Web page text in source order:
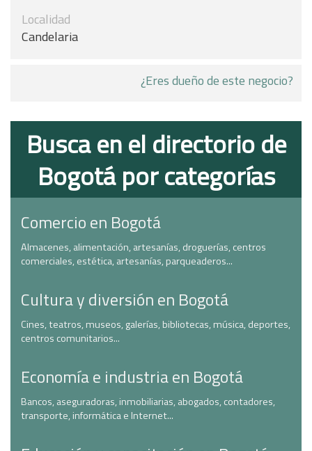
Localidad
Candelaria
¿Eres dueño de este negocio?
Busca en el directorio de
Bogotá por categorías
Comercio en Bogotá
Almacenes, alimentación, artesanías, droguerías, centros
comerciales, estética, artesanías, parqueaderos...
Cultura y diversión en Bogotá
Cines, teatros, museos, galerías, bibliotecas, música, deportes,
centros comunitarios...
Economía e industria en Bogotá
Bancos, aseguradoras, inmobiliarias, abogados, contadores,
transporte, informática e Internet...